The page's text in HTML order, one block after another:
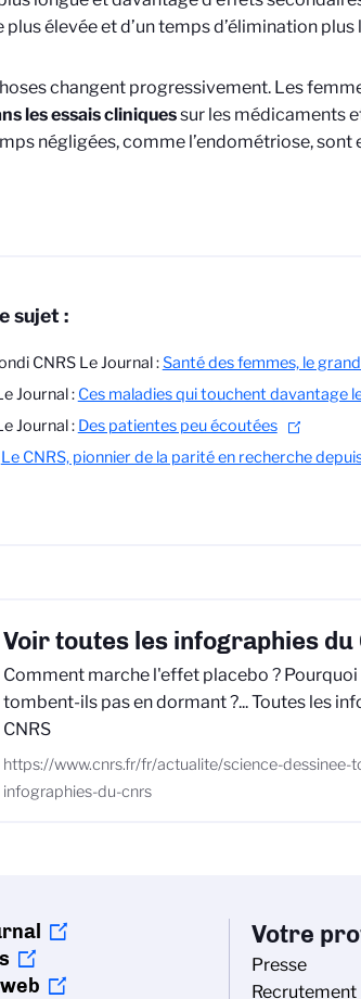
élevée et d’un temps d’élimination
changent progressivement. Les
les essais cliniquessur les médicaments
négligées, comme l’endométriose, sont
sujet :
CNRS Le Journal :Santé des femmes, le
Journal : Ces maladies qui touchent davantage
Journal : Des patientes peu écoutées
Le CNRS, pionnier de la parité en recherche
Voir toutes les infographies du
Comment marche l'effet placebo ? Pourquoi
tombent-ils pas en dormant ?... Toutes les
CNRS
https://www.cnrs.fr/fr/actualite/science-dessinee-
infographies-du-cnrs
Votre
Presse
Recrutement